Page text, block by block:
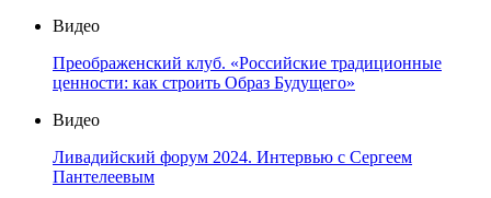
Видео
Преображенский клуб. «Российские традиционные
ценности: как строить Образ Будущего»
Видео
Ливадийский форум 2024. Интервью с Сергеем
Пантелеевым